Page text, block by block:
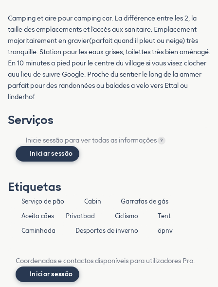
Camping et aire pour camping car. La différence entre les 2, la
taille des emplacements et l'accès aux sanitaire. Emplacement
majoritairement en gravier(parfait quand il pleut ou neige) très
tranquille. Station pour les eaux grises, toilettes très bien aménagé.
En 10 minutes a pied pour le centre du village si vous visez clocher
auu lieu de suivre Google. Proche du sentier le long de la ammer
parfait pour des randonnées ou balades a velo vers Ettal ou
linderhof
Serviços
Inicie sessão para ver todas as informações ?
Iniciar sessão
Etiquetas
Serviço de pão Cabin
Garrafas de gás
Aceita cães
Privatbad Ciclismo
Tent
Caminhada
Desportos de inverno öpnv
Coordenadas e contactos disponíveis para utilizadores Pro.
Iniciar sessão